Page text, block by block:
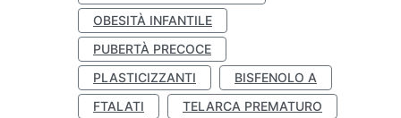
OBESITÀ INFANTILE
PUBERTÀ PRECOCE
PLASTICIZZANTI
BISFENOLO A
FTALATI
TELARCA PREMATURO